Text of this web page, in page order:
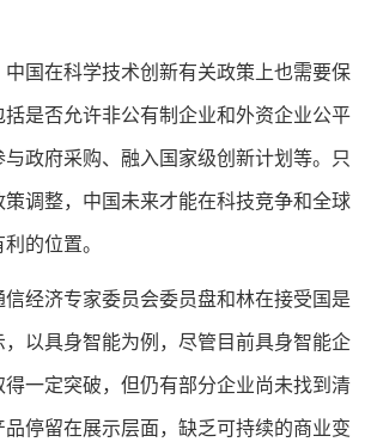
在科学技术创新有关政策上也需要保
是否允许非公有制企业和外资企业公平
政府采购、融入国家级创新计划等。只
调整，中国未来才能在科技竞争和全球
的位置。
济专家委员会委员盘和林在接受国是
以具身智能为例，尽管目前具身智能企
一定突破，但仍有部分企业尚未找到清
停留在展示层面，缺乏可持续的商业变